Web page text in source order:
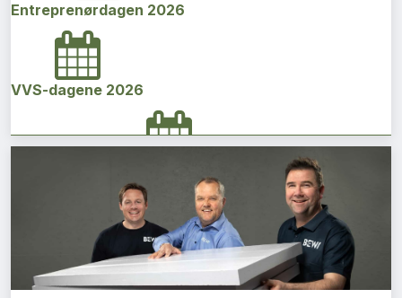
Entreprenørdagen 2026
VVS-dagene 2026
Norges bygg- og eiendomskonferanse 2026
Vi Bygger Vestland 2026